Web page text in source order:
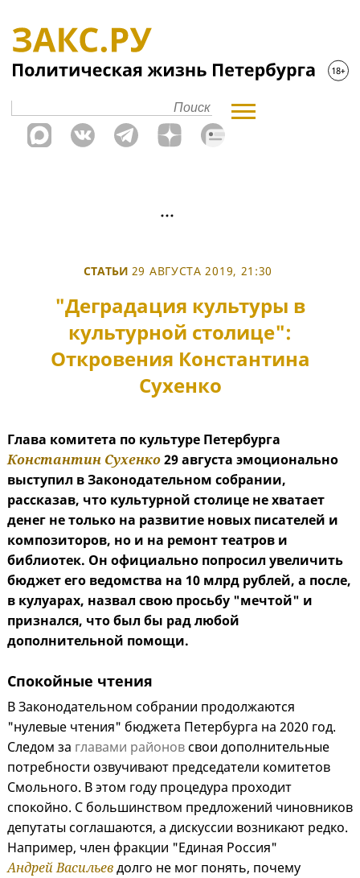
СТАТЬИ 29 АВГУСТА 2019, 21:30
"Деградация культуры в
культурной столице":
Откровения Константина
Сухенко
Глава комитета по культуре Петербурга
Константин Сухенко29 августа эмоционально
выступил в Законодательном собрании,
рассказав, что культурной столице не хватает
денег не только на развитие новых писателей и
композиторов, но и на ремонт театров и
библиотек. Он официально попросил увеличить
бюджет его ведомства на 10 млрд рублей, а после,
в кулуарах, назвал свою просьбу "мечтой" и
признался, что был бы рад любой
дополнительной помощи.
Спокойные чтения
В Законодательном собрании продолжаются
"нулевые чтения" бюджета Петербурга на 2020 год.
Следом за главами районовсвои дополнительные
потребности озвучивают председатели комитетов
Смольного. В этом году процедура проходит
спокойно. С большинством предложений чиновников
депутаты соглашаются, а дискуссии возникают редко.
Например, член фракции "Единая Россия"
Андрей Васильевдолго не мог понять, почему